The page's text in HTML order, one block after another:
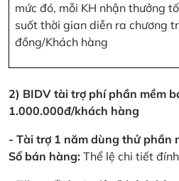
mức đó, mỗi KH nhận thưởng
suốt thời gian diễn ra chương
đồng/Khách hàng
2) BIDV tài trợ phí phần mềm
1.000.000đ/khách hàng
- Tài trợ 1 năm dùng thử phần
Sổ bán hàng: Thể lệ chi tiết